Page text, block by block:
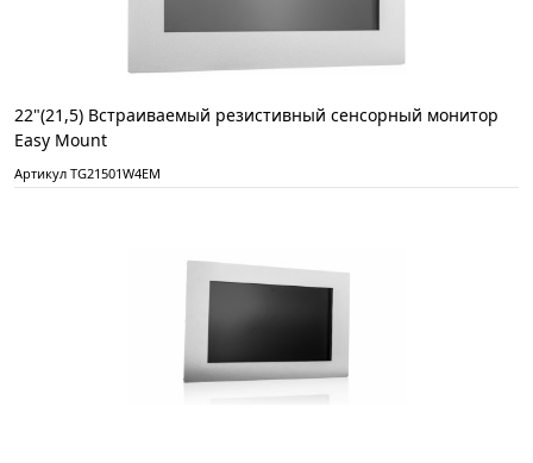
22"(21,5) Встраиваемый резистивный сенсорный монитор
Easy Mount
Артикул TG21501W4EM